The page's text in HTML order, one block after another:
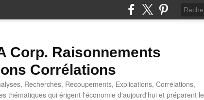
Corp. Raisonnements
Corrélations
Recherches, Recoupements, Explications, Corrélations,
thématiques qui érigent l'économie d'aujourd'hui et préparent le